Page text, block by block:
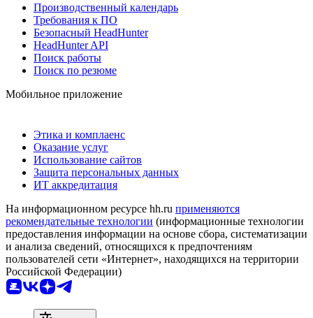
Производственный календарь
Требования к ПО
Безопасный HeadHunter
HeadHunter API
Поиск работы
Поиск по резюме
Мобильное приложение
Этика и комплаенс
Оказание услуг
Использование сайтов
Защита персональных данных
ИТ аккредитация
На информационном ресурсе hh.ru применяются
рекомендательные технологии (информационные технологии
предоставления информации на основе сбора, систематизации
и анализа сведений, относящихся к предпочтениям
пользователей сети «Интернет», находящихся на территории
Российской Федерации)